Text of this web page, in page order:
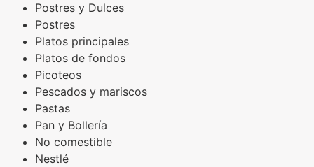
Postres y Dulces
Postres
Platos principales
Platos de fondos
Picoteos
Pescados y mariscos
Pastas
Pan y Bollería
No comestible
Nestlé